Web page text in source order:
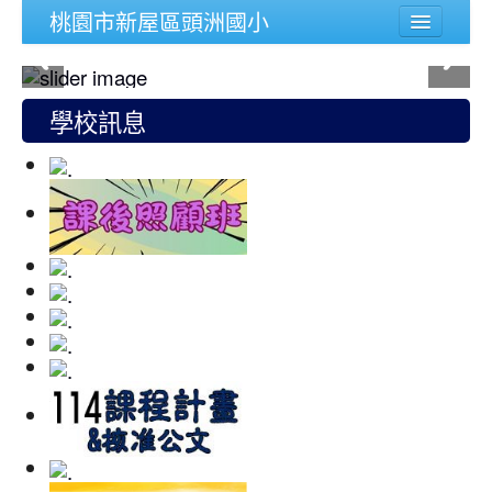
桃園市新屋區頭洲國小
學校簡介
行政組織
頭洲文件
公務連結
人事宣導專區
校內功能
登入
學校訊息